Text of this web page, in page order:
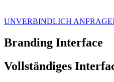
UNVERBINDLICH
Branding Interface
Vollständiges